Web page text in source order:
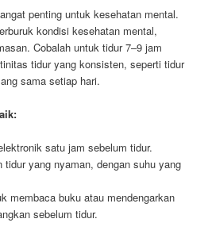
penting untuk kesehatan mental.
kondisi kesehatan mental,
Cobalah untuk tidur 7–9 jam
tidur yang konsisten, seperti tidur
sama setiap hari.
satu jam sebelum tidur.
tidur yang nyaman, dengan suhu yang
membaca buku atau mendengarkan
sebelum tidur.